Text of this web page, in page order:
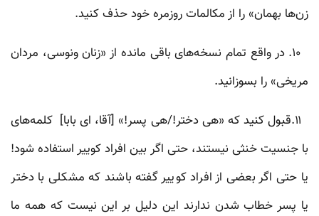
زن‌ها بهمان» را از مکالمات روزمره خود حذف کنید.
۱۰. در واقع تمام نسخه‌های باقی مانده از «زنان ونوسی، مردان
مریخی» را بسوزانید.
۱۱.قبول کنید که «هی دختر!/هی پسر!» [آقا، ای بابا] کلمه‌های
با جنسیت خنثی نیستند، حتی اگر بین افراد کوییر استفاده شود!
یا حتی اگر بعضی از افراد کوییر گفته باشند که مشکلی با دختر
یا پسر خطاب شدن ندارند این دلیل بر این نیست که همه‌ ما